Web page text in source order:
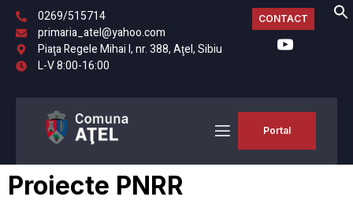
0269/515714
primaria_atel@yahoo.com
Piaţa Regele Mihai I, nr. 388, Aţel, Sibiu
L-V 8:00-16:00
CONTACT
Portal
Proiecte PNRR